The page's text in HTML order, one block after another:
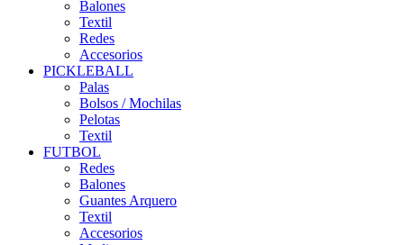
Balones
Textil
Redes
Accesorios
PICKLEBALL
Palas
Bolsos / Mochilas
Pelotas
Textil
FUTBOL
Redes
Balones
Guantes Arquero
Textil
Accesorios